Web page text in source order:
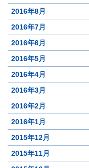
2016年8月
2016年7月
2016年6月
2016年5月
2016年4月
2016年3月
2016年2月
2016年1月
2015年12月
2015年11月